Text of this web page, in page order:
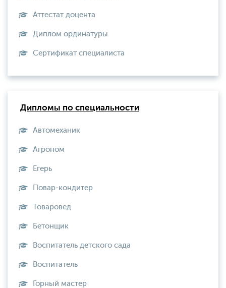
Аттестат доцента
Диплом ординатуры
Сертификат специалиста
Дипломы по специальности
Автомеханик
Агроном
Егерь
Повар-кондитер
Товаровед
Бетонщик
Воспитатель детского сада
Воспитатель
Горный мастер